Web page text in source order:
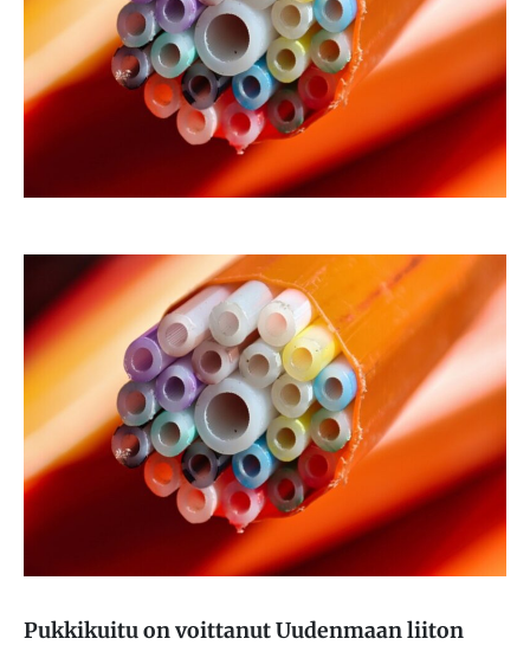
Pukkikuitu on voittanut Uudenmaan liiton